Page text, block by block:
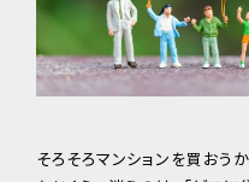
そろそろマンションを買おう